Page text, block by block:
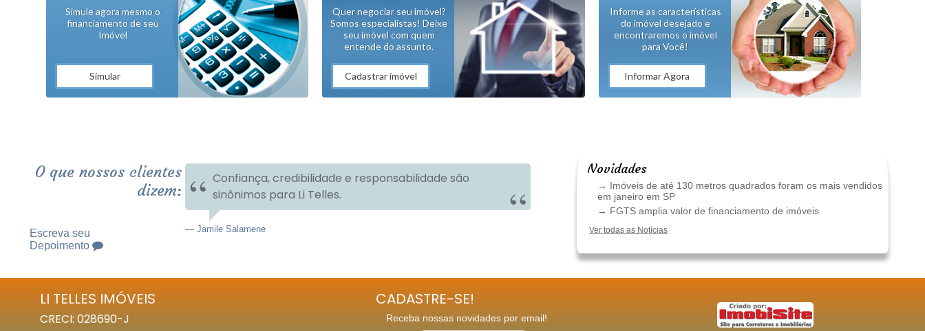
Simule agora mesmo o
financiamento de seu
Imóvel
Simular
Quer negociar seu imóvel?
Somos especialistas! Deixe
seu imóvel com quem
entende do assunto.
Cadastrar imóvel
Informe as características
do imóvel desejado e
encontraremos o imóvel
para Você!
Informar Agora
O que nossos clientes
dizem:
Escreva seu
Depoimento
Confiança, credibilidade e responsabilidade são
sinônimos para Li Telles.
Jamile Salamene
Novidades
→ Imóveis de até 130 metros quadrados foram os mais vendidos
em janeiro em SP
→ FGTS amplia valor de financiamento de imóveis
Ver todas as Notícias
LI TELLES IMÓVEIS
CRECI: 028690-J
CADASTRE-SE!
Receba nossas novidades por email!